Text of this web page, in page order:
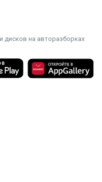
дисков на авторазборках